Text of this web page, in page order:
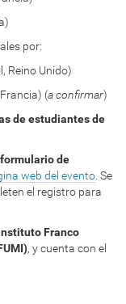
por:
Reino Unido)
(a confirmar)
de estudiantes de
formulario de
web del evento . Se
el registro para
Franco
, y cuenta con el